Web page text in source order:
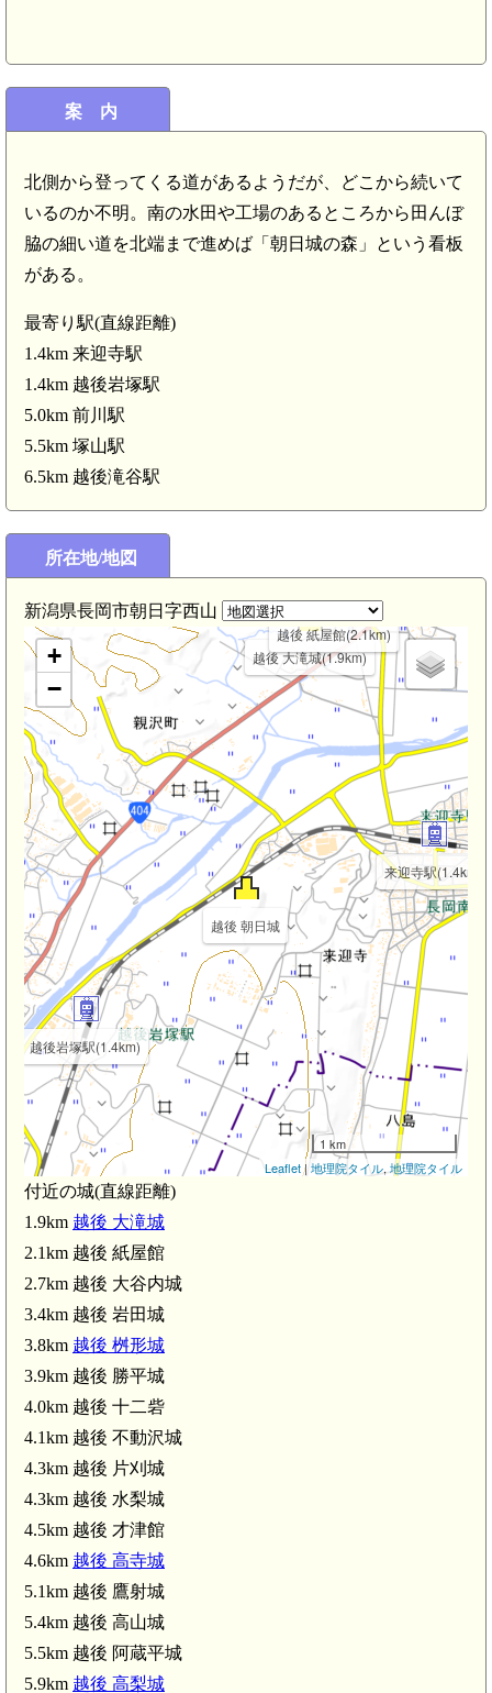
案 内
北側から登ってくる道があるようだが、どこから続いて
いるのか不明。南の水田や工場のあるところから田んぼ
脇の細い道を北端まで進めば「朝日城の森」という看板
がある。
最寄り駅(直線距離)
1.4km 来迎寺駅
1.4km 越後岩塚駅
5.0km 前川駅
5.5km 塚山駅
6.5km 越後滝谷駅
所在地/地図
新潟県長岡市朝日字西山
来迎寺駅(1.4km)
越後岩塚駅(1.4km)
越後 朝日城
越後 大滝城(1.9km)
越後 紙屋館(2.1km)
越後 高寺城(4.6km)
+
−
1 km
Leaflet| 地理院タイル, 地理院タイル
付近の城(直線距離)
1.9km 越後 大滝城
2.1km 越後 紙屋館
2.7km 越後 大谷内城
3.4km 越後 岩田城
3.8km 越後 桝形城
3.9km 越後 勝平城
4.0km 越後 十二砦
4.1km 越後 不動沢城
4.3km 越後 片刈城
4.3km 越後 水梨城
4.5km 越後 才津館
4.6km 越後 高寺城
5.1km 越後 鷹射城
5.4km 越後 高山城
5.5km 越後 阿蔵平城
5.9km 越後 高梨城